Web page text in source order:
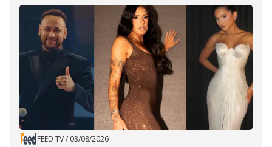
FEED TV/ 03/08/2026